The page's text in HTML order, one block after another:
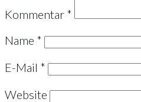
Kommentar *
Name *
E-Mail *
Website